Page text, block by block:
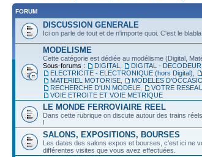
FORUM
DISCUSSION GENERALE
Ici on parle de tout et de n'importe quoi. C'est le
MODELISME
Cette catégorie est dédiée au modélisme (Digital,
Sous-forums :
DIGITAL DIGITAL -
ELECTRICITE - ELECTRONIQUE (hors Digital)
MATERIEL MOTORISE
MODELES
RECHERCHE D'UN MODELE
VOTRE
VOIE ETROITE ET VOIE METRIQUE
LE MONDE FERROVIAIRE REEL
Dans cette rubrique on discute autour des trains
!
SALONS, EXPOSITIONS, BOURSES
Les dates des salons expos et bourses, c'est ici ne
différentes visites que vous avez effectuées.